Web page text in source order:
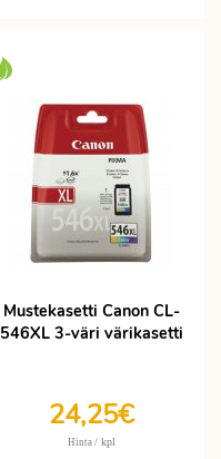
Mustekasetti Canon CL-
546XL 3-väri värikasetti
24,25€
Hinta / kpl